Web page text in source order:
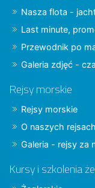
Nasza flota -
Last minute,
Przewodnik po
Galeria zdjęć -
Rejsy morskie
Rejsy morskie
O naszych rejsach
Galeria - rejsy za
Kursy i szkolenia